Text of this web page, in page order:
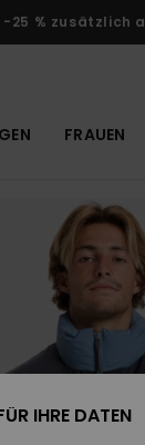
-25 % zusätzlich
FRAUEN
IHRE DATEN